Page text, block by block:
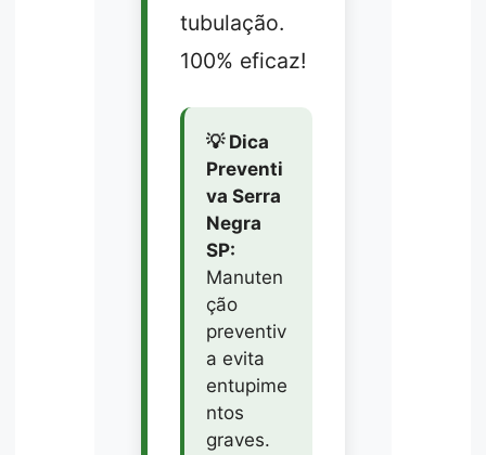
tubulação.
100% eficaz!
💡 Dica
Preventi
va Serra
Negra
SP:
Manuten
ção
preventiv
a evita
entupime
ntos
graves.